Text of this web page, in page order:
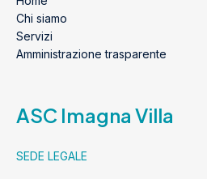
Chi siamo
Servizi
Amministrazione trasparente
ASC Imagna Villa
SEDE LEGALE